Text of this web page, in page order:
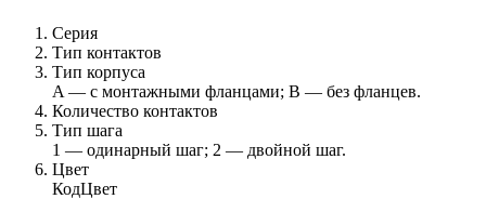
Серия
Тип контактов
Тип корпуса
A — с монтажными фланцами; B — без фланцев.
Количество контактов
Тип шага
1 — одинарный шаг; 2 — двойной шаг.
Цвет
КодЦвет